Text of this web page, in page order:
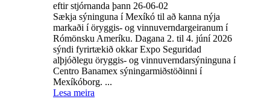
eftir stjórnanda þann 26-06-02
Sækja sýninguna í Mexíkó til að kanna nýja
markaði í öryggis- og vinnuverndargeiranum í
Rómönsku Ameríku. Dagana 2. til 4. júní 2026
sýndi fyrirtækið okkar Expo Seguridad
alþjóðlegu öryggis- og vinnuverndarsýninguna í
Centro Banamex sýningarmiðstöðinni í
Mexíkóborg. ...
Lesa meira